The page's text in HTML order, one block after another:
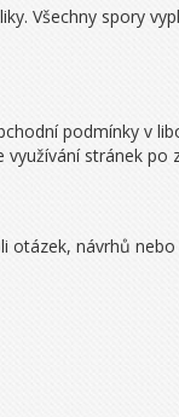
Všechny spory
podmínky v
stránek
otázek, návrhů